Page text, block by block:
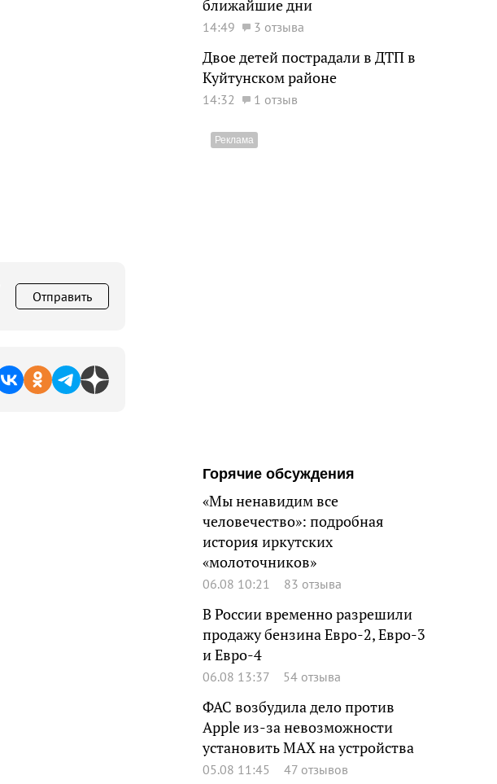
Отправить
ближайшие дни
14:49 3 отзыва
Двое детей пострадали в ДТП в
Куйтунском районе
14:32 1 отзыв
Горячие обсуждения
«Мы ненавидим все
человечество»: подробная
история иркутских
«молоточников»
06.08 10:21 83 отзыва
В России временно разрешили
продажу бензина Евро-2, Евро-3
и Евро-4
06.08 13:37 54 отзыва
ФАС возбудила дело против
Apple из-за невозможности
установить MAX на устройства
05.08 11:45 47 отзывов